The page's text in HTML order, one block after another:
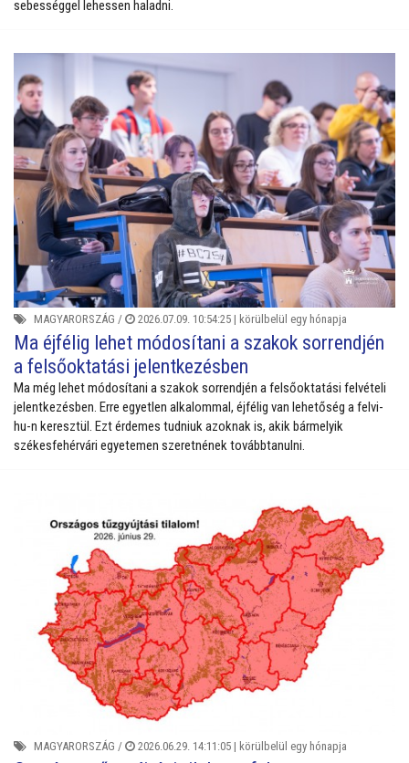
sebességgel lehessen haladni.
MAGYARORSZÁG / 2026.07.09. 10:54:25 | körülbelül egy hónapja
Ma éjfélig lehet módosítani a szakok sorrendjén
a felsőoktatási jelentkezésben
Ma még lehet módosítani a szakok sorrendjén a felsőoktatási felvételi
jelentkezésben. Erre egyetlen alkalommal, éjfélig van lehetőség a felvi-
hu-n keresztül. Ezt érdemes tudniuk azoknak is, akik bármelyik
székesfehérvári egyetemen szeretnének továbbtanulni.
MAGYARORSZÁG / 2026.06.29. 14:11:05 | körülbelül egy hónapja